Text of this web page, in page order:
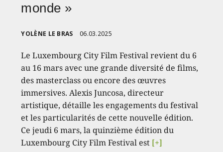
monde »
YOLÈNE LE BRAS 06.03.2025
Le Luxembourg City Film Festival revient du 6
au 16 mars avec une grande diversité de films,
des masterclass ou encore des œuvres
immersives. Alexis Juncosa, directeur
artistique, détaille les engagements du festival
et les particularités de cette nouvelle édition.
Ce jeudi 6 mars, la quinzième édition du
Luxembourg City Film Festival est [+]